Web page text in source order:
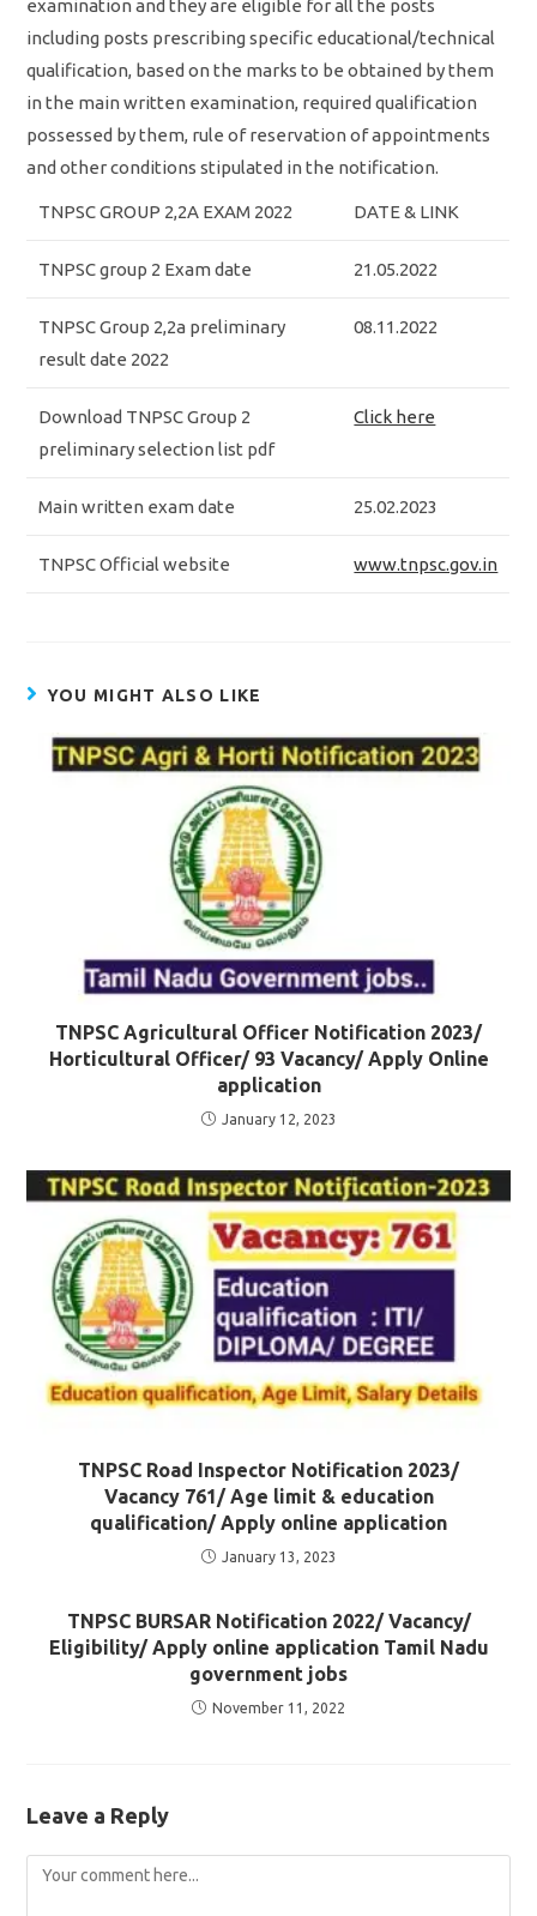
examination and they are eligible for all the posts
including posts prescribing specific educational/technical
qualification, based on the marks to be obtained by them
in the main written examination, required qualification
possessed by them, rule of reservation of appointments
and other conditions stipulated in the notification.
TNPSC GROUP 2,2A EXAM 2022 DATE & LINK
TNPSC group 2 Exam date 21.05.2022
TNPSC Group 2,2a preliminary
result date 2022
08.11.2022
Download TNPSC Group 2
preliminary selection list pdf
Click here
Main written exam date 25.02.2023
TNPSC Official website www.tnpsc.gov.in
YOU MIGHT ALSO LIKE
TNPSC Agricultural Officer Notification 2023/
Horticultural Officer/ 93 Vacancy/ Apply Online
application
January 12, 2023
TNPSC Road Inspector Notification 2023/
Vacancy 761/ Age limit & education
qualification/ Apply online application
January 13, 2023
TNPSC BURSAR Notification 2022/ Vacancy/
Eligibility/ Apply online application Tamil Nadu
government jobs
November 11, 2022
Leave a Reply
Comment